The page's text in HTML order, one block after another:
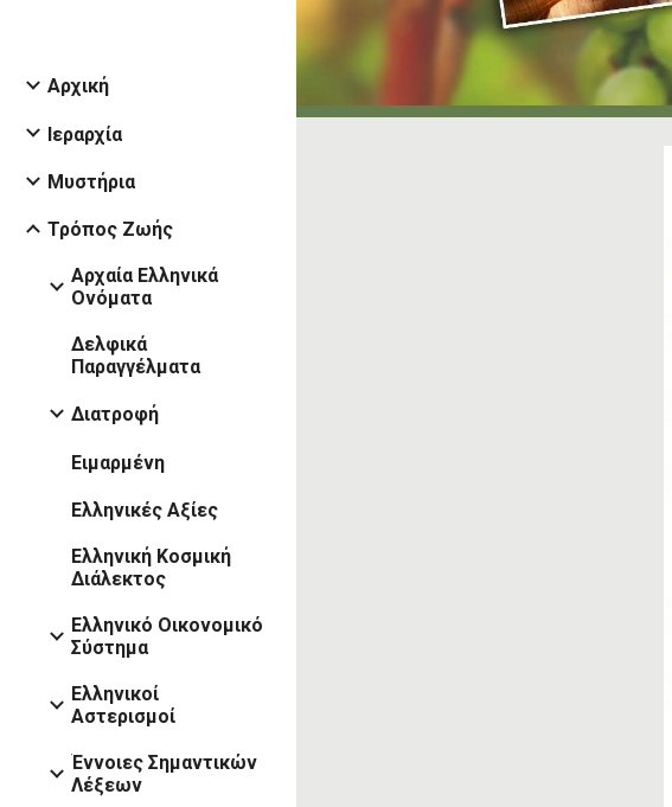
Αρχική
Ιεραρχία
Μυστήρια
Τρόπος Ζωής
Αρχαία Ελληνικά
Ονόματα
Δελφικά
Παραγγέλματα
Διατροφή
Ειμαρμένη
Ελληνικές Αξίες
Ελληνική Κοσμική
Διάλεκτος
Ελληνικό Οικονομικό
Σύστημα
Ελληνικοί
Αστερισμοί
Έννοιες Σημαντικών
Λέξεων